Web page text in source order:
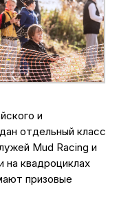
и
отдельный класс
Mud Racing и
на квадроциклах
призовые